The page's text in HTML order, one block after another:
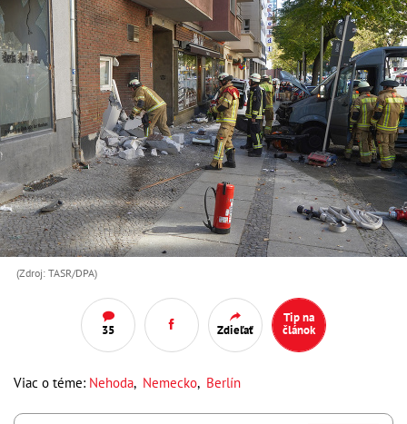
(Zdroj: TASR/DPA)
35 Zdieľať
Tip na
článok
Viac o téme: Nehoda, Nemecko, Berlín